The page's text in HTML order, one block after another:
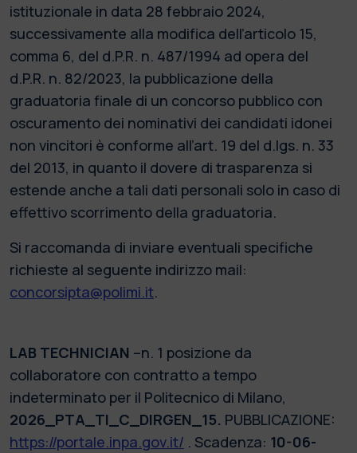
istituzionale in data 28 febbraio 2024,
successivamente alla modifica dell’articolo 15,
comma 6, del d.P.R. n. 487/1994 ad opera del
d.P.R. n. 82/2023, la pubblicazione della
graduatoria finale di un concorso pubblico con
oscuramento dei nominativi dei candidati idonei
non vincitori è conforme all’art. 19 del d.lgs. n. 33
del 2013, in quanto il dovere di trasparenza si
estende anche a tali dati personali solo in caso di
effettivo scorrimento della graduatoria.
Si raccomanda di inviare eventuali specifiche
richieste al seguente indirizzo mail:
concorsipta@polimi.it.
LAB TECHNICIAN –n. 1 posizione da
collaboratore con contratto a tempo
indeterminato per il Politecnico di Milano,
2026_PTA_TI_C_DIRGEN_15. PUBBLICAZIONE:
https://portale.inpa.gov.it/ . Scadenza: 10-06-